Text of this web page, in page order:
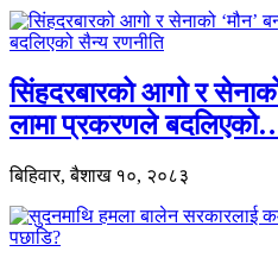
सिंहदरबारको आगो र
लामा प्रकरणले
बिहिवार, बैशाख १०, २०८३